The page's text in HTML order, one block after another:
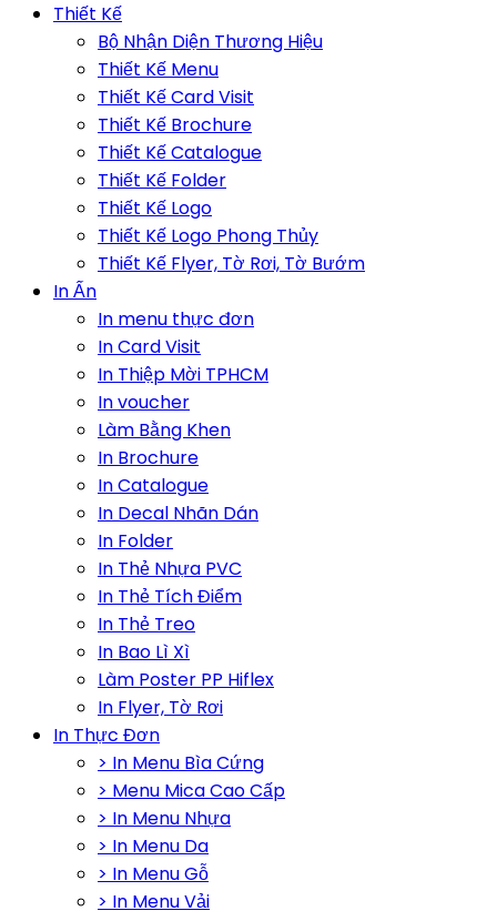
Thiết Kế
Bộ Nhận Diện Thương Hiệu
Thiết Kế Menu
Thiết Kế Card Visit
Thiết Kế Brochure
Thiết Kế Catalogue
Thiết Kế Folder
Thiết Kế Logo
Thiết Kế Logo Phong Thủy
Thiết Kế Flyer, Tờ Rơi, Tờ Bướm
In Ấn
In menu thực đơn
In Card Visit
In Thiệp Mời TPHCM
In voucher
Làm Bằng Khen
In Brochure
In Catalogue
In Decal Nhãn Dán
In Folder
In Thẻ Nhựa PVC
In Thẻ Tích Điểm
In Thẻ Treo
In Bao Lì Xì
Làm Poster PP Hiflex
In Flyer, Tờ Rơi
In Thực Đơn
> In Menu Bìa Cứng
> Menu Mica Cao Cấp
> In Menu Nhựa
> In Menu Da
> In Menu Gỗ
> In Menu Vải